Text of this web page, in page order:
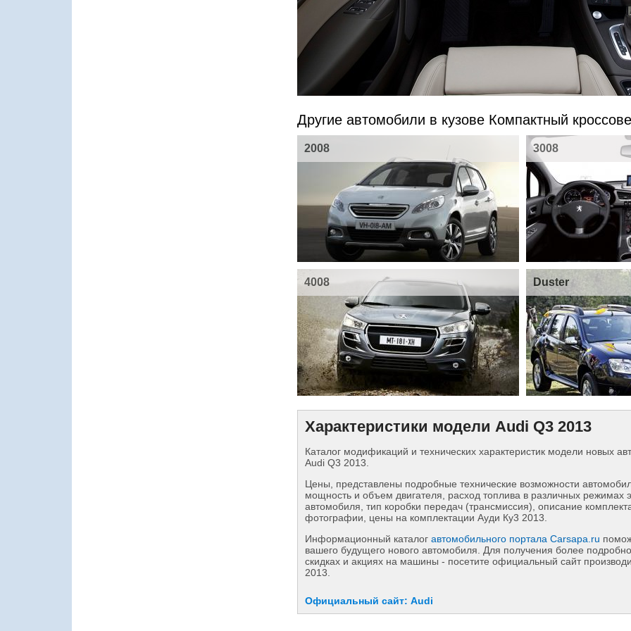
Другие автомобили в кузове Компактный
2008 3008
4008 Duster
Характеристики модели Audi Q3 2013
Каталог модификаций и технических характеристик модели новых
Audi Q3 2013.
Цены, представлены подробные технические возможности
мощность и объем двигателя, расход топлива в различных режимах
автомобиля, тип коробки передач (трансмиссия), описание
фотографии, цены на комплектации Ауди Ку3 2013.
Информационный каталог автомобильного портала Carsapa.ru
вашего будущего нового автомобиля. Для получения более
скидках и акциях на машины - посетите официальный сайт
2013.
Официальный сайт: Audi